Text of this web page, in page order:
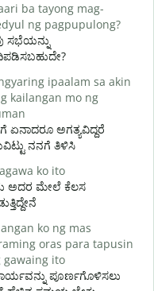
ba tayong mag-
ng pagpupulong?
ಸಭೆಯನ್ನು
ipaalam sa akin
kailangan mo ng
ಏನಾದರೂ ಅಗತ್ಯವಿದ್ದರೆ
ನನಗೆ ತಿಳಿಸಿ
ko ito
ಅದರ ಮೇಲೆ ಕೆಲಸ
ko ng mas
oras para tapusin
gawaing ito
ಪೂರ್ಣಗೊಳಿಸಲು